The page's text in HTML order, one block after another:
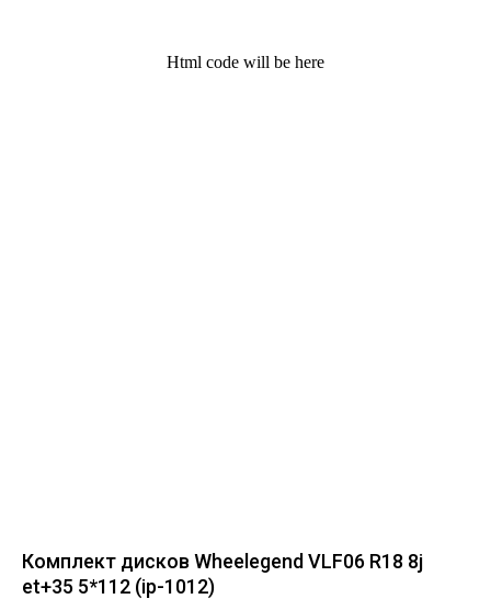
Html code will be here
Комплект дисков Wheelegend VLF06 R18 8j
et+35 5*112 (ip-1012)